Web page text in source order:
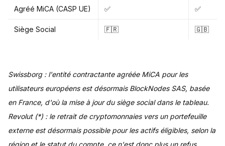
Agréé MiCA (CASP UE) ✅ ✅
Siège Social 🇫🇷 🇬🇧
Swissborg : l'entité contractante agréée MiCA pour les
utilisateurs européens est désormais BlockNodes SAS, basée
en France, d'où la mise à jour du siège social dans le tableau.
Revolut (*) : le retrait de cryptomonnaies vers un portefeuille
externe est désormais possible pour les actifs éligibles, selon la
région et le statut du compte, ce n'est donc plus un refus